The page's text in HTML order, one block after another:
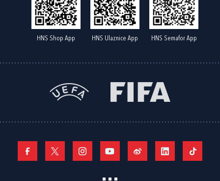
HNS Shop App HNS Ulaznice App HNS Semafor App